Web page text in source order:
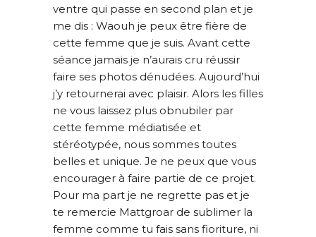
ventre qui passe en second plan et je
me dis : Waouh je peux être fière de
cette femme que je suis. Avant cette
séance jamais je n’aurais cru réussir
faire ses photos dénudées. Aujourd’hui
j’y retournerai avec plaisir. Alors les filles
ne vous laissez plus obnubiler par
cette femme médiatisée et
stéréotypée, nous sommes toutes
belles et unique. Je ne peux que vous
encourager à faire partie de ce projet.
Pour ma part je ne regrette pas et je
te remercie Mattgroar de sublimer la
femme comme tu fais sans fioriture, ni